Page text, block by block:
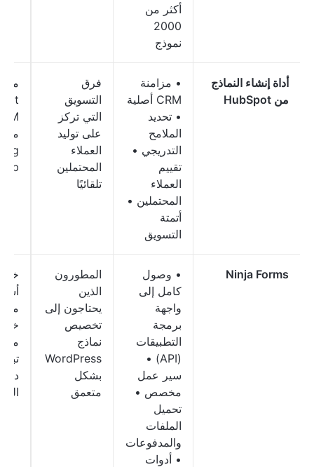
أكثر من
2000
نموذج
أداة إنشاء النماذج
من HubSpot
• مزامنة
CRM أصلية
• تحديد
الملامح
التدريجي •
تقييم
العملاء
المحتملين •
أتمتة
التسويق
فرق
التسويق
التي تركز
على توليد
العملاء
المحتملين
تلقائيًا
Ninja Forms
• وصول
كامل إلى
واجهة
برمجة
التطبيقات
(API) •
سير عمل
مخصص •
تحميل
الملفات
والمدفوعات
• أدوات
المطورون
الذين
يحتاجون إلى
تخصيص
نماذج
WordPress
بشكل
متعمق